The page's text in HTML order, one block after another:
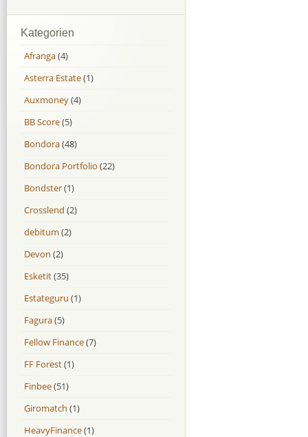
Kategorien
Afranga(4)
Asterra Estate(1)
Auxmoney(4)
BB Score(5)
Bondora(48)
Bondora Portfolio (22)
Bondster(1)
Crosslend (2)
debitum (2)
Devon (2)
Esketit(35)
Estateguru (1)
Fagura(5)
Fellow Finance(7)
FF Forest(1)
Finbee(51)
Giromatch (1)
HeavyFinance(1)